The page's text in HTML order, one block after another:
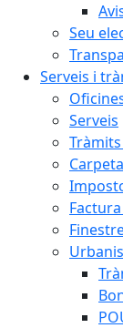
Seu
Serveis i
Serveis